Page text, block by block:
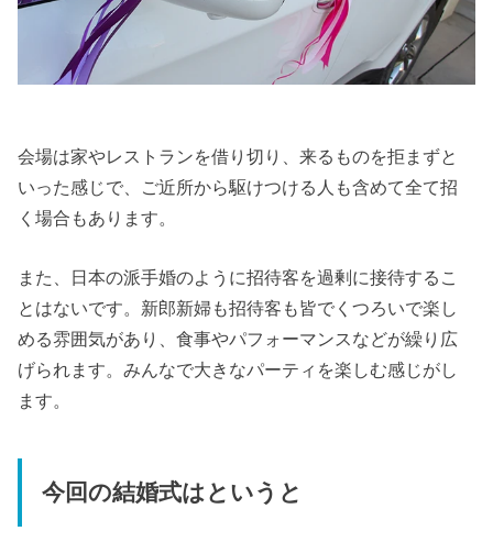
会場は家やレストランを借り切り、来るものを拒まずと
いった感じで、ご近所から駆けつける人も含めて全て招
く場合もあります。
また、日本の派手婚のように招待客を過剰に接待するこ
とはないです。新郎新婦も招待客も皆でくつろいで楽し
める雰囲気があり、食事やパフォーマンスなどが繰り広
げられます。みんなで大きなパーティを楽しむ感じがし
ます。
今回の結婚式はというと